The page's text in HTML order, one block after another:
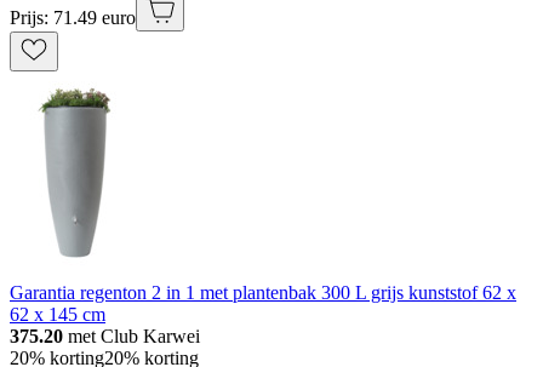
Prijs: 71.49 euro
Garantia regenton 2 in 1 met plantenbak 300 L grijs kunststof 62 x
62 x 145 cm
375.20 met Club Karwei
20% korting20% korting